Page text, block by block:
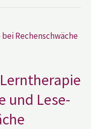
und Lese-